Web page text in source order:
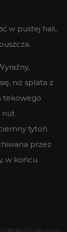
w pustej hali,
niż splata z
tekowego
nut
tytoń.
przez
w końcu